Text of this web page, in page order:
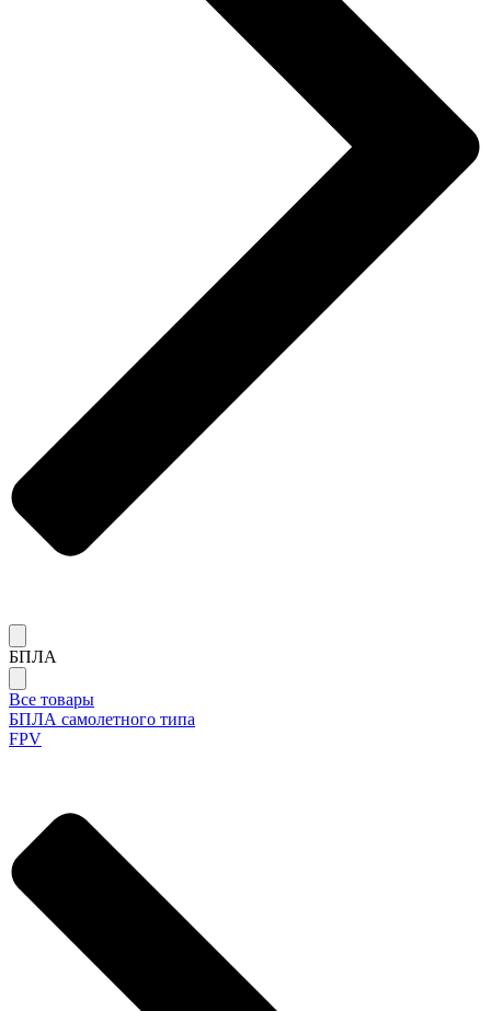
БПЛА
Все товары
БПЛА самолетного типа
FPV